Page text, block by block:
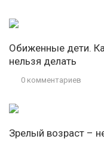
Обиженные дети.
нельзя делать
0 комментариев
Зрелый возраст –